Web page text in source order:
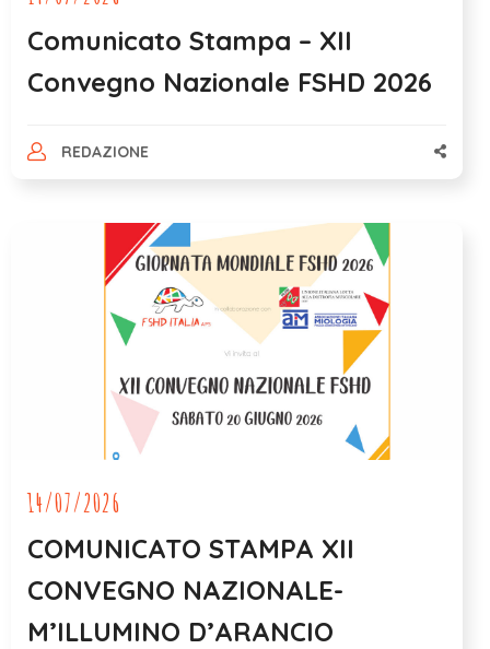
Comunicato Stampa – XII
Convegno Nazionale FSHD 2026
REDAZIONE
14/07/2026
COMUNICATO STAMPA XII
CONVEGNO NAZIONALE-
M’ILLUMINO D’ARANCIO